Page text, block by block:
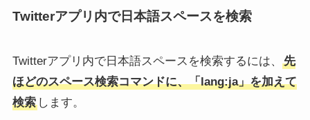
がセンシティブな内容にな
るのはなぜ？原因やロック
メールアドレスで複数追加
する方法とできない時の対
Twitterアプリ内で日本語スペースを検索
Twitterアプリ内で日本語スペースを検索するには、
先
ほどのスペース検索コマンドに、「lang:ja」を加えて
検索します。